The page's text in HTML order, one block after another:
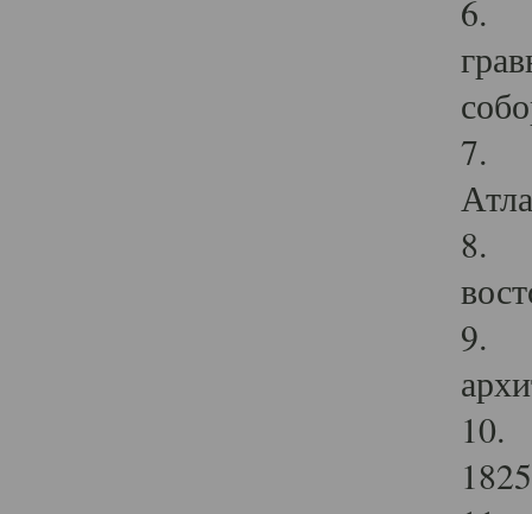
6.
7.
8.
9.
10.